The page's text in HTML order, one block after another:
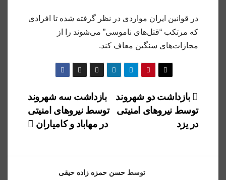
در قوانین ایران مواردی در نظر گرفته شده تا افرادی
که مرتکب “قتل‌های ناموسی” می‌شوند را از
مجازات‌های سنگین معاف کند.
راهبری
نوشته
بازداشت سه شهروند
توسط نیروهای امنیتی
در مهاباد و کامیاران
بازداشت دو شهروند
توسط نیروهای امنیتی
در یزد
توسط حسن حمزه زاده حیقی